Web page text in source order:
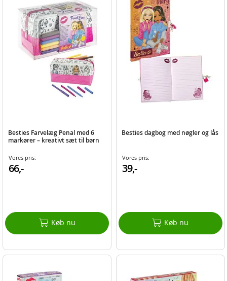
Besties Farvelæg Penal med 6
markører – kreativt sæt til børn
Vores pris:
66,-
Køb nu
Besties dagbog med nøgler og lås
Vores pris:
39,-
Køb nu